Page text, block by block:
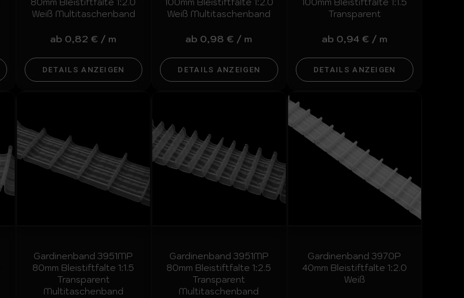
Weiß Multitaschenband
ab 0,82 € / m
DETAILS ANZEIGEN
Weiß Multitaschenband
ab 0,98 € / m
DETAILS ANZEIGEN
Transparent
ab 0,94 € / m
DETAILS ANZEIGEN
Gardinenband 3951MP
80mm Bleistiftfalte 1:1.5
Transparent
Multitaschenband
Gardinenband 3951MP
80mm Bleistiftfalte 1:2.5
Transparent
Multitaschenband
Gardinenband 3970P
40mm Bleistiftfalte 1:2.0
Weiß